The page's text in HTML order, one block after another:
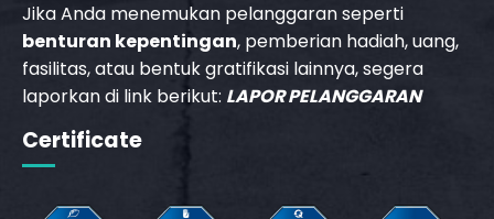
Jika Anda menemukan pelanggaran seperti
benturan kepentingan, pemberian hadiah, uang,
fasilitas, atau bentuk gratifikasi lainnya, segera
laporkan di link berikut: LAPOR PELANGGARAN
Certificate